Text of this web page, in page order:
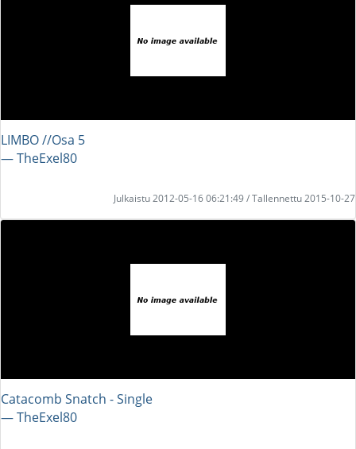
LIMBO //Osa 5
― TheExel80
Julkaistu 2012-05-16 06:21:49 / Tallennettu 2015-10-27
Catacomb Snatch - Single
― TheExel80